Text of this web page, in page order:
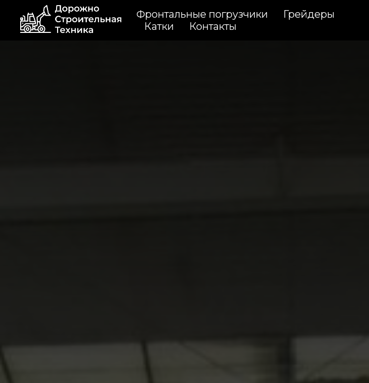
Фронтальные погрузчики
Грейдеры
Катки
Контакты